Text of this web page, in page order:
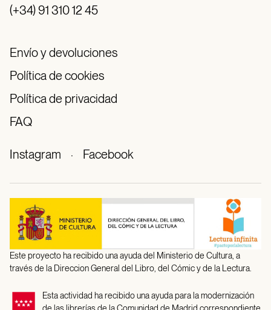
(+34) 91 310 12 45
Envío y devoluciones
Política de cookies
Política de privacidad
FAQ
Instagram · Facebook
Este proyecto ha recibido una ayuda del Ministerio de Cultura, a
través de la Direccion General del Libro, del Cómic y de la Lectura.
Esta actividad ha recibido una ayuda para la modernización